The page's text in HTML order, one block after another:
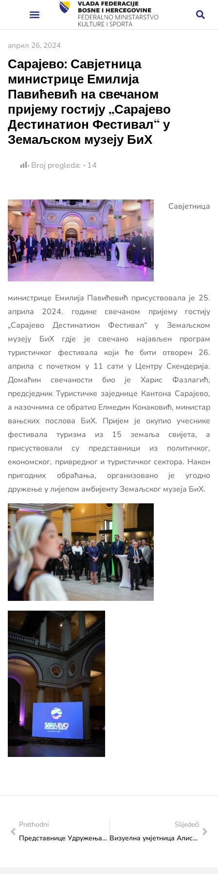
април 26, 2024
Сарајево: Савјетница
министрице Емилија
Павићевић на свечаном
пријему гостију „Сарајево
Дестинатион Фестивал“ у
Земаљском музеју БиХ
Broj pregleda: 14
Савјетница
министрице Емилија Павићевић присуствовала је 25.
априла 2024. године свечаном пријему гостију
„Сарајево Дестинатион Фестивал“ у Земаљском
музеју БиХ гдје је свечано најављен програм
туристичког фестивала који ће бити отворен 26.
априла с почетком у 11 сати у Центру Скендерија.
Домаћин свечаности био је Харис Фазлагић,
предсједник Туристичке заједнице Кантона Сарајево,
а назочнима се обратио Елмедин Конаковић, министар
вањских послова БиХ. Пријем је окупио учеснике
фестивала туризма из 15 земаља свијета, а
присуствовали су представници из политичког,
економског, привредног и туристичког сектора. Након
пригодних обраћања, организовано је угодно
дружење у лијепом амбијенту Земаљског музеја БиХ.
Prethodni
Представнице Удружења Кума Интернатионал у посјети Федералном министарству културе и спорта
Slijedeći
Визуелна умјетница Алиса Телетовић у посјету Федералном министарству културе и спорта